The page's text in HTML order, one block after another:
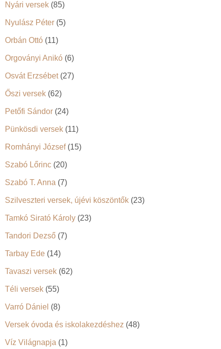
Nyári versek (85)
Nyulász Péter (5)
Orbán Ottó (11)
Orgoványi Anikó (6)
Osvát Erzsébet(27)
Őszi versek (62)
Petőfi Sándor (24)
Pünkösdi versek (11)
Romhányi József(15)
Szabó Lőrinc (20)
Szabó T. Anna (7)
Szilveszteri versek, újévi köszöntők (23)
Tamkó Sirató Károly (23)
Tandori Dezső (7)
Tarbay Ede (14)
Tavaszi versek (62)
Téli versek (55)
Varró Dániel (8)
Versek óvoda és iskolakezdéshez (48)
Víz Világnapja (1)